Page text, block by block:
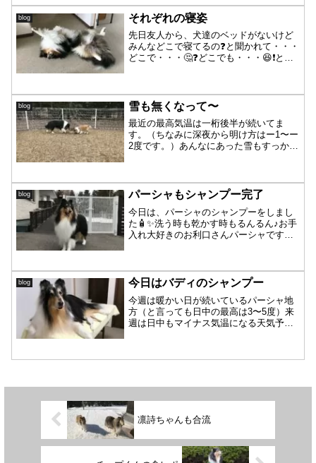
母さん抱っこして写真を撮ってもらいま
したが・・・あ〜・・・...
blog それぞれの寝姿
先日友人から、犬達のベッドがないけど
みんなどこで寝てるの❓と聞かれて・・・
どこで・・・🤔❓どこでも・・・😆❗️と言
う言われてみれば、今まで気にした事は
なかったですが我が...
blog 雪も無くなって〜
最近の最高気温は一桁後半が続いてま
す。（ちなみに深夜から明け方はー1〜ー
2度です。）あんなにあった雪もすっかり
いよいよ春本番に向かいそうです😆50セ
ンチ以上あった雪も...
blog パーシャもシャンプー完了
今日は、パーシャのシャンプーをしまし
た🧴✨洗う時も乾かす時もるんるん♪お手
入れ大好きのお利口さんパーシャです☺️
ていたアンダーコートが、最近の暖かさ
で一気に抜け出した...
blog 今日はバディのシャンプー
今週は暖かい日が続いているパーシャ地
方（と言っても日中の最高は3〜5度）来
週は日中もマイナス気温になる天気予報
凛詩ちゃんも合流